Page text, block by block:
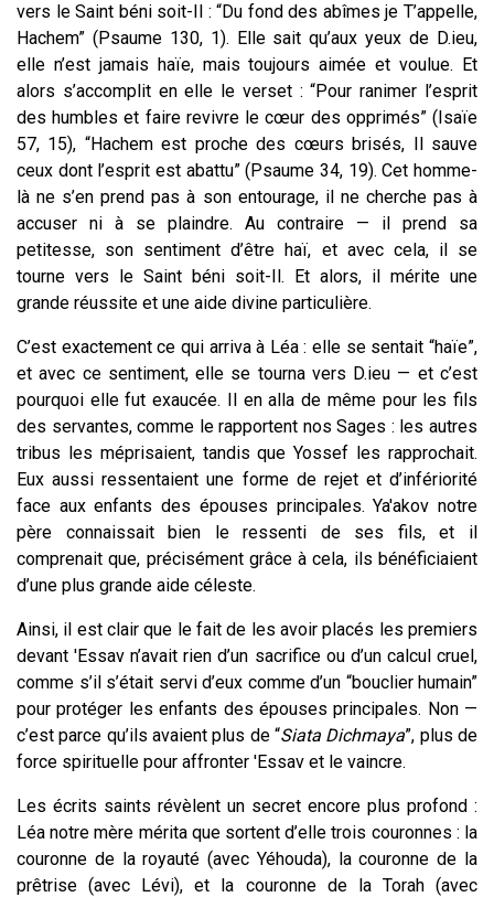
vers le Saint béni soit-Il : “Du fond des abîmes je T’appelle,
Hachem” (Psaume 130, 1). Elle sait qu’aux yeux de D.ieu,
elle n’est jamais haïe, mais toujours aimée et voulue. Et
alors s’accomplit enelle le verset : “Pour ranimer l’esprit
des humbles et faire revivre le cœur des opprimés” (Isaïe
57, 15), “Hachem est proche des cœurs brisés, Il sauve
ceux dont l’esprit est abattu” (Psaume 34, 19). Cet homme-
là ne s’en prend pas à son entourage, il ne cherche pas à
accuser ni à se plaindre. Au contraire — il prend sa
petitesse, son sentiment d’être haï, et avec cela, il se
tourne vers le Saint béni soit-Il. Et alors, il mérite une
grande réussite et une aide divine particulière.
C’est exactement ce qui arriva à Léa : elle se sentait “haïe”,
et avec ce sentiment, elle se tourna vers D.ieu — et c’est
pourquoi elle fut exaucée. Il en alla de même pour les fils
des servantes, comme le rapportent nos Sages : les autres
tribus les méprisaient, tandis que Yossef les rapprochait.
Eux aussi ressentaient une forme de rejet et d’infériorité
face aux enfants des épouses principales. Ya'akov notre
père connaissait bien le ressenti de ses fils, et il
comprenait que, précisément grâce à cela, ils bénéficiaient
d’une plus grande aide céleste.
Ainsi, il est clair que le fait de les avoir placés les premiers
devant 'Essav n’avait rien d’un sacrifice ou d’un calcul cruel,
comme s’il s’était servi d’eux comme d’un “bouclier humain”
pour protéger les enfants des épouses principales. Non —
c’est parce qu’ils avaient plus de “Siata Dichmaya”, plus de
force spirituelle pour affronter 'Essav et le vaincre.
Les écrits saints révèlent un secret encore plus profond :
Léa notre mère mérita que sortent d’elle trois couronnes : la
couronne de la royauté (avec Yéhouda), la couronne de la
prêtrise (avec Lévi), et la couronne de la Torah (avec